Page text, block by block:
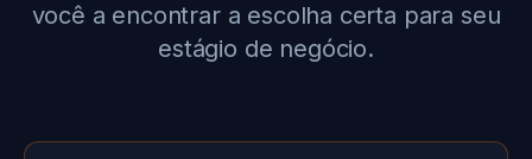
você a encontrar a escolha certa para seu
estágio de negócio.